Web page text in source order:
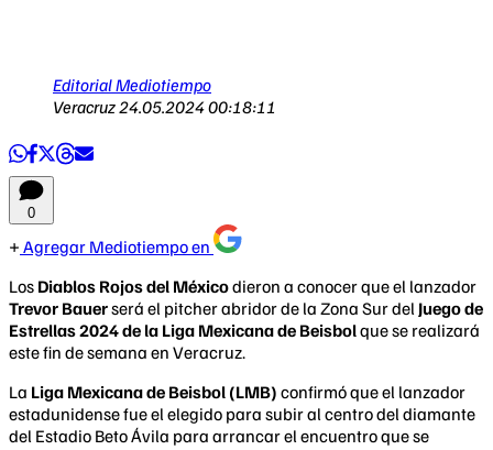
Editorial Mediotiempo
Veracruz24.05.2024 00:18:11
0
Agregar Mediotiempo en
Los Diablos Rojos del Méxicodieron a conocer que el lanzador
Trevor Bauerserá el pitcher abridor de la Zona Sur del Juego de
Estrellas 2024 de la Liga Mexicana de Beisbolque se realizará
este fin de semana en Veracruz.
La Liga Mexicana de Beisbol (LMB) confirmó que el lanzador
estadunidense fue el elegido para subir al centro del diamante
del Estadio Beto Ávila para arrancar el encuentro que se